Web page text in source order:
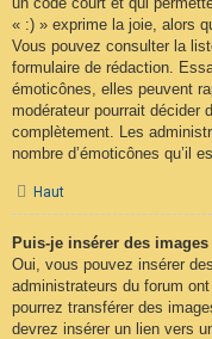
« :) » exprime la joie, alors
Vous pouvez consulter la
formulaire de rédaction.
émoticônes, elles peuvent
modérateur pourrait décider
complètement. Les
nombre d’émoticônes qu’il
Haut
Puis-je insérer des images
Oui, vous pouvez insérer
administrateurs du forum
pourrez transférer des
devrez insérer un lien vers